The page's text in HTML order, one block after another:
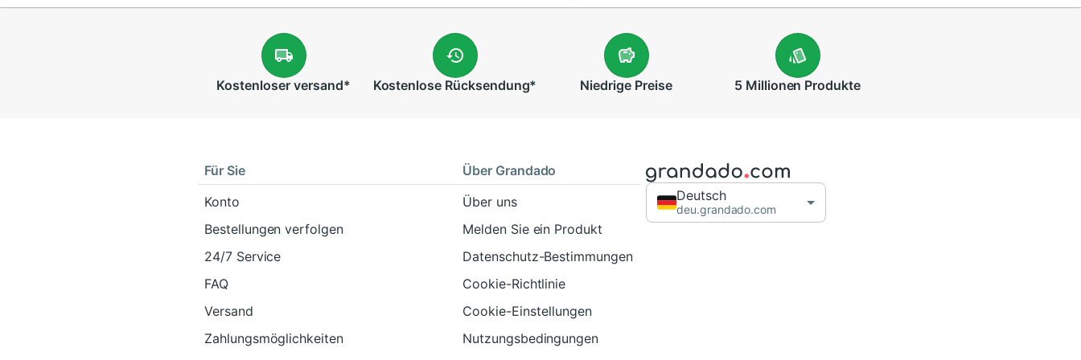
Kostenloserversand* Kostenlose Rücksendung* NiedrigePreise 5 Millionen Produkte
Für Sie
Konto
Bestellungen verfolgen
24/7 Service
FAQ
Versand
Zahlungsmöglichkeiten
Über Grandado
Über uns
Melden Sie ein Produkt
Datenschutz-Bestimmungen
Cookie-Richtlinie
Cookie-Einstellungen
Nutzungsbedingungen
Deutsch
deu.grandado.com